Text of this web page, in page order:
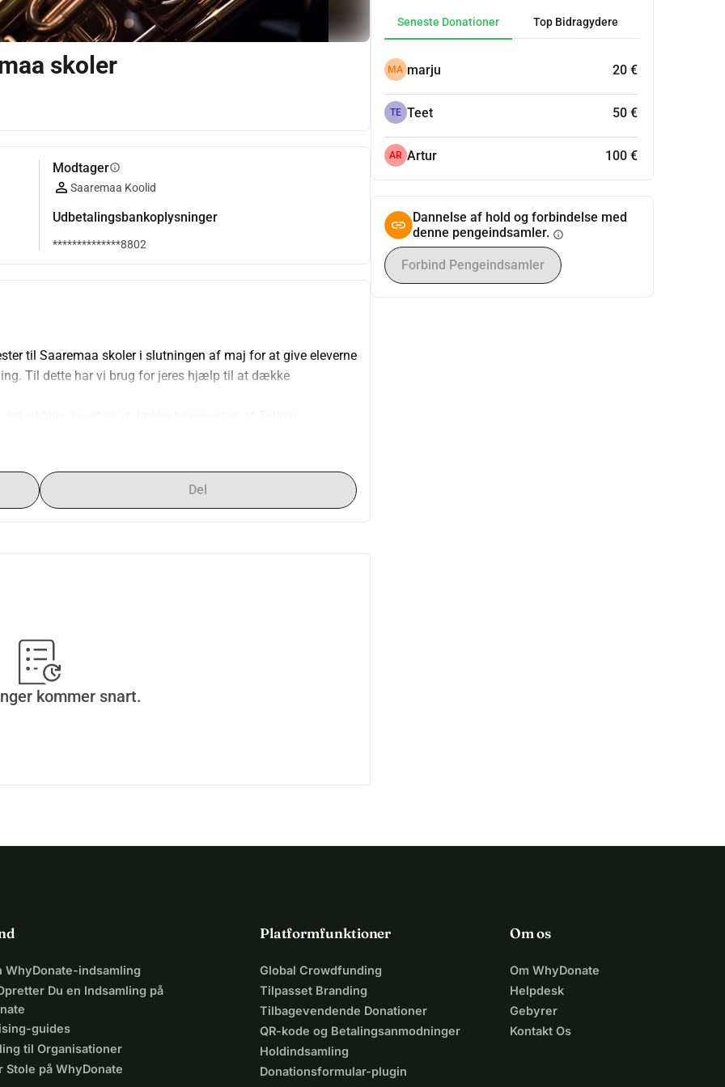
skoler
Modtagerinfo
Saaremaa Koolid
Udbetalingsbankoplysninger
**************8802
til Saaremaa skoler i slutningen af maj for at give eleverne
Til dette har vi brug for jeres hjælp til at dække
Del
kommer snart.
Seneste Donationer Top Bidragydere
MA marju 20 €
TE Teet 50 €
AR Artur 100 €
Dannelse af hold og forbindelse med
denne pengeindsamler. info
Forbind Pengeindsamler
WhyDonate-indsamling
Du en Indsamling på
guides
til Organisationer
Stole på WhyDonate
Platformfunktioner
Global Crowdfunding
Tilpasset Branding
Tilbagevendende Donationer
QR-kode og Betalingsanmodninger
Holdindsamling
Donationsformular-plugin
Om os
Om WhyDonate
Helpdesk
Gebyrer
Kontakt Os